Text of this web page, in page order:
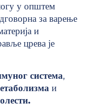
у општем
за варење
и
црева је
система,
и